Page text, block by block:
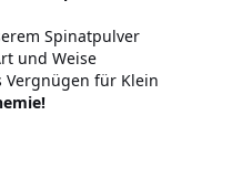
Spinatpulver
und Weise
Vergnügen für Klein